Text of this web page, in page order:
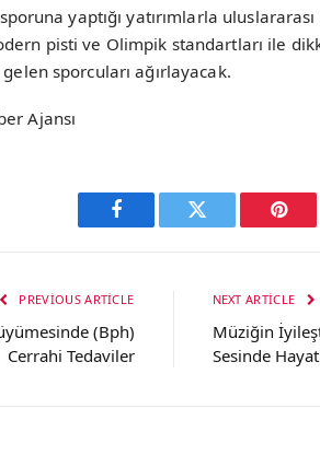
yaptığı yatırımlarla
pisti ve Olimpik standartları ile
sporcuları ağırlayacak.
Ajansı
Facebook Twitter
PREVIOUS ARTICLE
(Bph)
Cerrahi Tedaviler
NEXT ARTICLE
Müziğin
Sesinde